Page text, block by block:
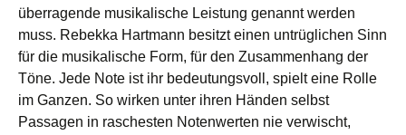
überragende musikalische Leistung genannt werden
muss. Rebekka Hartmann besitzt einen untrüglichen Sinn
für die musikalische Form, für den Zusammenhang der
Töne. Jede Note ist ihr bedeutungsvoll, spielt eine Rolle
im Ganzen. So wirken unter ihren Händen selbst
Passagen in raschesten Notenwerten nie verwischt,